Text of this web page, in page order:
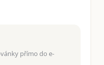
přímo do e-